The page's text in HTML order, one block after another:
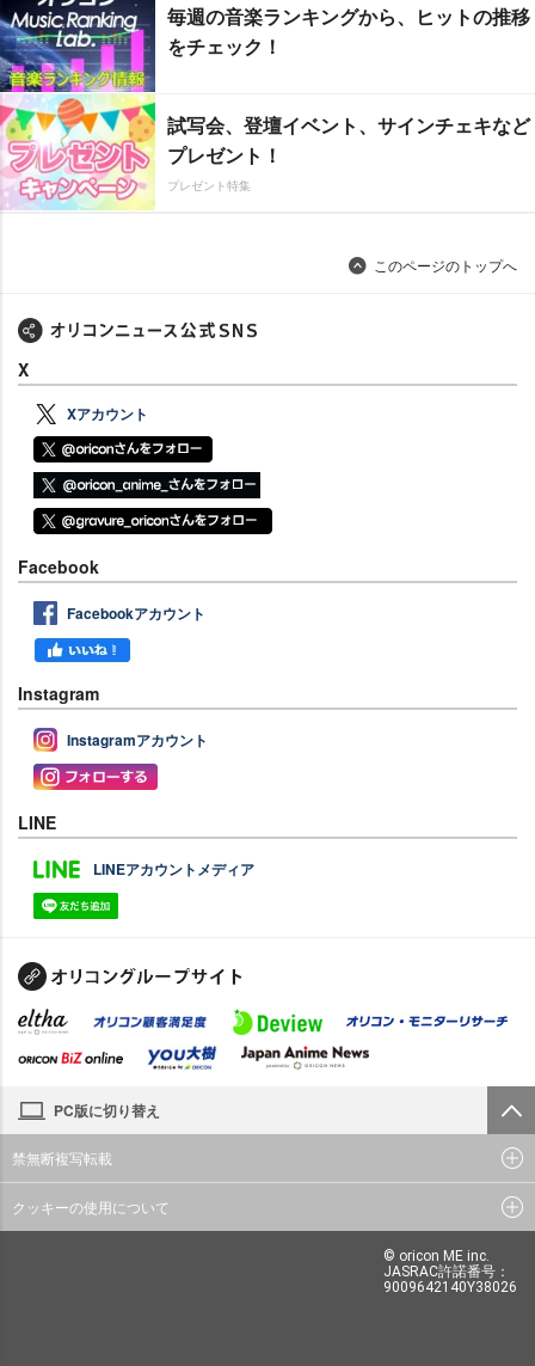
毎週の音楽ランキングから、ヒットの推移
をチェック！
試写会、登壇イベント、サインチェキなど
プレゼント！
プレゼント特集
このページのトップへ
X
Xアカウント
Facebook
Facebookアカウント
Instagram
Instagramアカウント
LINE
LINEアカウントメディア
PC版に切り替え
禁無断複写転載
クッキーの使用について
© oricon ME inc.
JASRAC許諾番号：
9009642140Y38026